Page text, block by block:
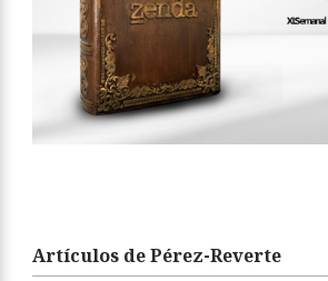
Artículos de Pérez-Reverte